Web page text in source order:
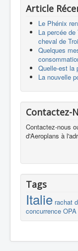
Drones
Article
Le Phénix
La percée
cheval de
Quelques
Quelle-est la
La nouvelle
Contactez-
Contactez-nous
d'Aeroplans à
Tags
Italie rachat
concurrence OPA